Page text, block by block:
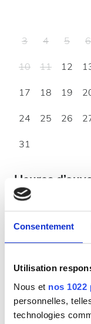
Consentement
Utilisation
Nous et nos 1022
personnelles,
technologies
3
4 5 6
10
11 12
17
18 19
24
25 26
31
Heures
Lundi
Mercredi
Jeudi